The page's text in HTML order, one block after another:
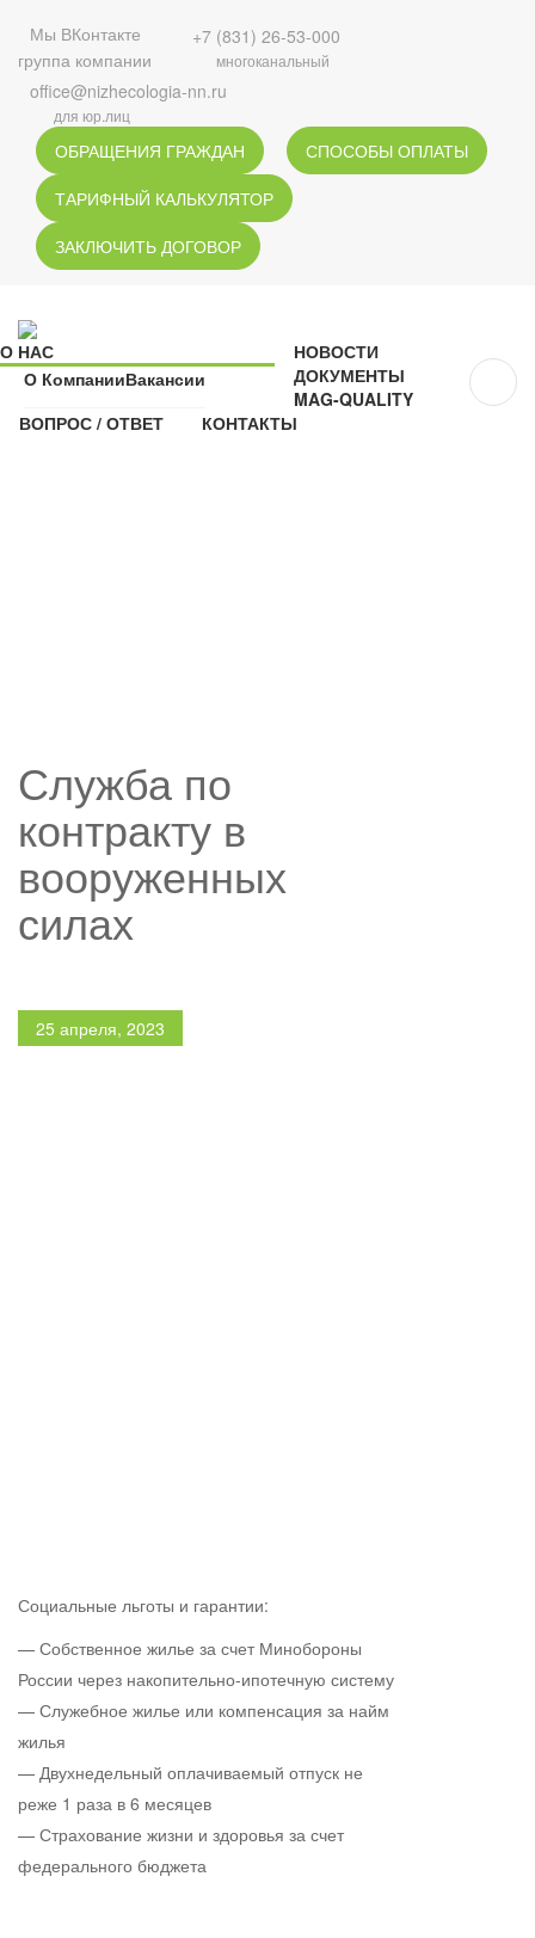
Мы ВКонтакте
группа компании
+7 (831) 26-53-000
многоканальный
office@nizhecologia-nn.ru
для юр.лиц
ОБРАЩЕНИЯ ГРАЖДАН
СПОСОБЫ ОПЛАТЫ
ТАРИФНЫЙ КАЛЬКУЛЯТОР
ЗАКЛЮЧИТЬ ДОГОВОР
О НАС
О КомпанииВакансии
НОВОСТИ
ДОКУМЕНТЫ
MAG-QUALITY
ВОПРОС / ОТВЕТ
КОНТАКТЫ
Служба по
контракту в
вооруженных
силах
25 апреля, 2023
Социальные льготы и гарантии:
— Собственное жилье за счет Минобороны
России через накопительно-ипотечную систему
— Служебное жилье или компенсация за найм
жилья
— Двухнедельный оплачиваемый отпуск не
реже 1 раза в 6 месяцев
— Страхование жизни и здоровья за счет
федерального бюджета